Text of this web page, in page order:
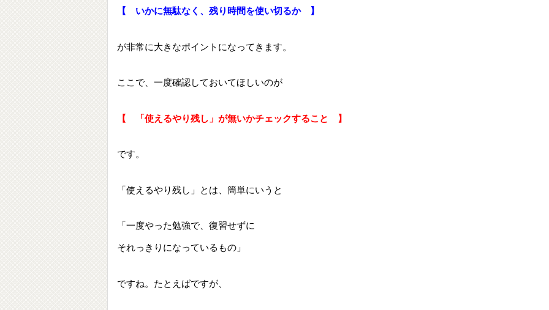
【 いかに無駄なく、残り時間を使い切るか 】
が非常に大きなポイントになってきます。
ここで、一度確認しておいてほしいのが
【 「使えるやり残し」が無いかチェックすること 】
です。
「使えるやり残し」とは、簡単にいうと
「一度やった勉強で、復習せずに
それっきりになっているもの」
ですね。たとえばですが、